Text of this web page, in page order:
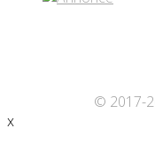
© 2017-
x